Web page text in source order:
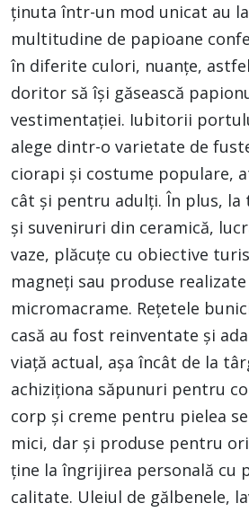
ținuta într-un mod unicat au
multitudine de papioane
în diferite culori, nuanțe,
doritor să își găsească
vestimentației. Iubitorii
alege dintr-o varietate de
ciorapi și costume populare,
cât și pentru adulți. În plus, la
și suveniruri din ceramică,
vaze, plăcuțe cu obiective
magneți sau produse
micromacrame. Rețetele
casă au fost reinventate și
viață actual, așa încât de la
achiziționa săpunuri pentru
corp și creme pentru pielea
mici, dar și produse pentru
ține la îngrijirea personală cu
calitate. Uleiul de gălbenele,